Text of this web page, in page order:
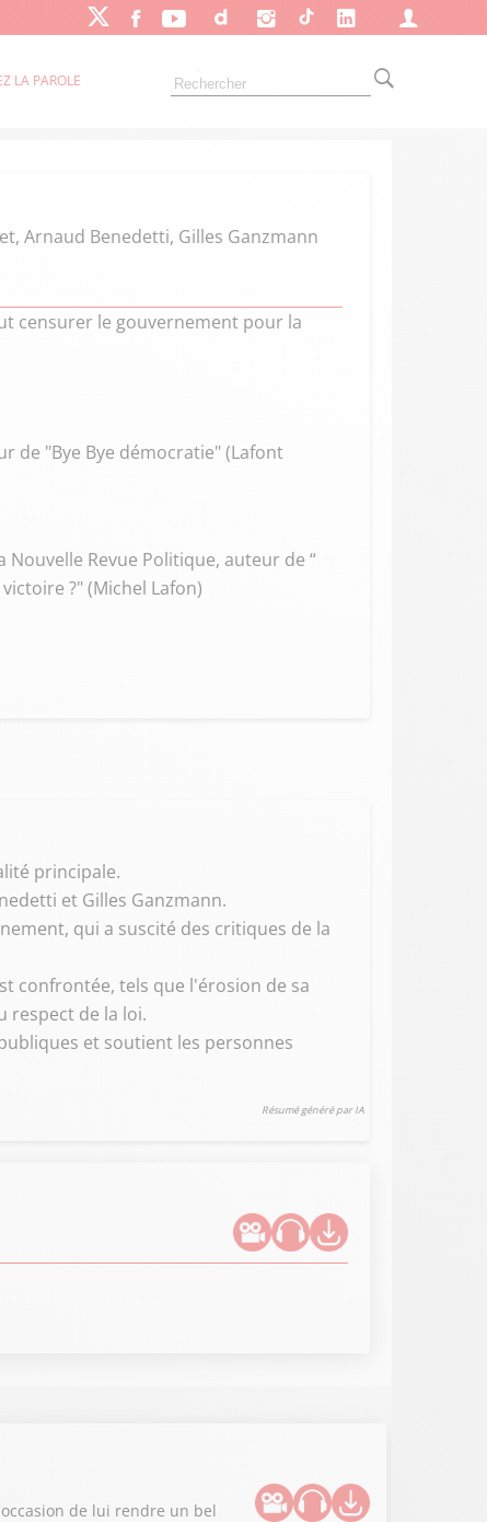
LA PAROLE
Arnaud Benedetti, Gilles Ganzmann
censurer le gouvernement pour la
de "Bye Bye démocratie" (Lafont
Revue Politique, auteur de “
?" (Michel Lafon)
principale.
et Gilles Ganzmann.
qui a suscité des critiques de la
confrontée, tels que l'érosion de sa
respect de la loi.
et soutient les personnes
Résumé généré par IA
de lui rendre un bel